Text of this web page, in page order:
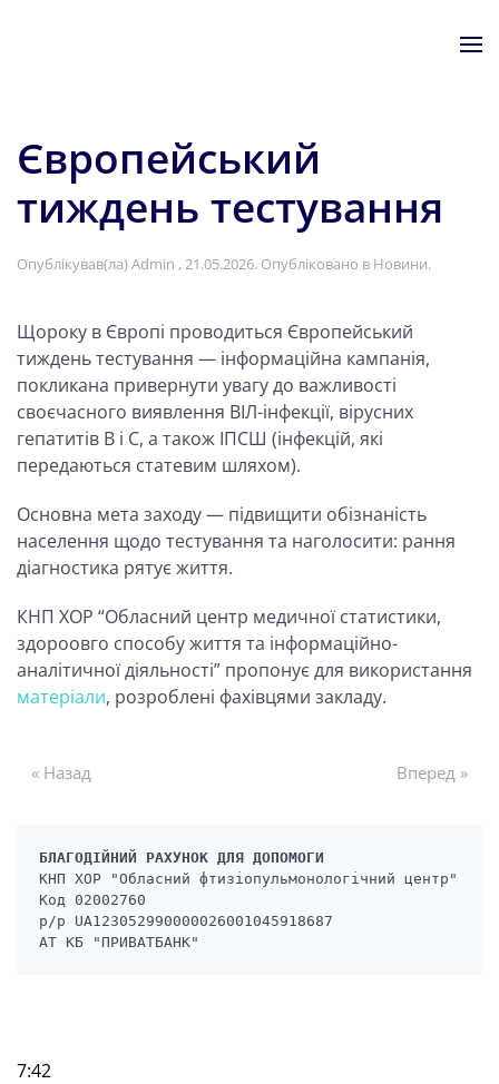
Європейський
тиждень тестування
Опублікував(ла)Admin ,21.05.2026. Опубліковано в Новини.
Щороку в Європі проводиться Європейський
тиждень тестування — інформаційна кампанія,
покликана привернути увагу до важливості
своєчасного виявлення ВІЛ-інфекції, вірусних
гепатитів B і C, а також ІПСШ (інфекцій, які
передаються статевим шляхом).
Основна мета заходу — підвищити обізнаність
населення щодо тестування та наголосити: рання
діагностика рятує життя.
КНП ХОР “Обласний центр медичної статистики,
здороовго способу життя та інформаційно-
аналітичної діяльності” пропонує для використання
матеріали, розроблені фахівцями закладу.
« Назад Вперед »
БЛАГОДІЙНИЙ РАХУНОК ДЛЯ ДОПОМОГИ
КНП ХОР "Обласний фтизіопульмонологічний центр"
Код 02002760
р/р UA123052990000026001045918687
АТ КБ "ПРИВАТБАНК"
7:42